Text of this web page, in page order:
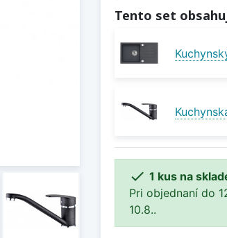
Tento set
 1 kus na
Pri objednaní do
10.8..